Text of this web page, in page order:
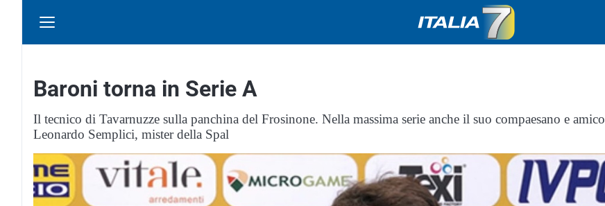
Baroni torna in Serie A
Il tecnico di Tavarnuzze sulla panchina del Frosinone. Nella massima serie anche il suo compaesano e amico
Leonardo Semplici, mister della Spal